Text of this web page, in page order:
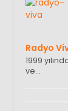
Radyo
1999
ve…